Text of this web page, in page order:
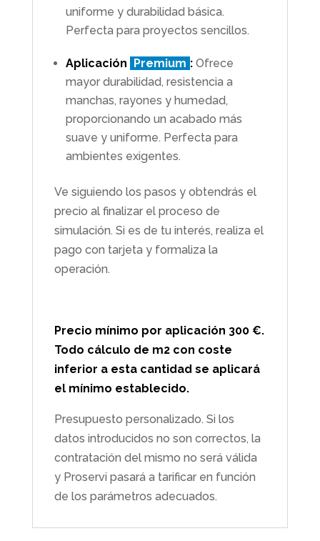
uniforme y durabilidad básica.
Perfecta para proyectos sencillos.
Aplicación Premium :Ofrece
mayor durabilidad, resistencia a
manchas, rayones y humedad,
proporcionando un acabado más
suave y uniforme. Perfecta para
ambientes exigentes.
Ve siguiendo los pasos y obtendrás el
precio al finalizar el proceso de
simulación. Si es de tu interés, realiza el
pago con tarjeta y formaliza la
operación.
Precio mínimo por aplicación 300 €.
Todo cálculo de m2 con coste
inferior a esta cantidad se aplicará
el mínimo establecido.
Presupuesto personalizado. Si los
datos introducidos no son correctos, la
contratación del mismo no será válida
y Proservi pasará a tarificar en función
de los parámetros adecuados.